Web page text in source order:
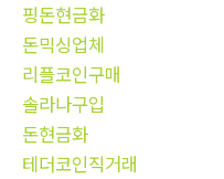
핑돈현금화
돈믹싱업체
리플코인구매
솔라나구입
돈현금화
테더코인직거래